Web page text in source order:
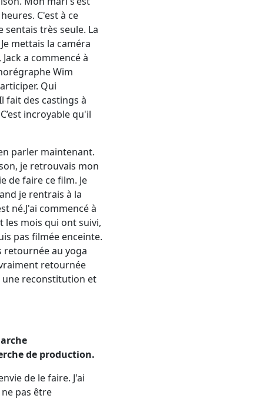
C'est à ce
sentais très seule. La
mettais la caméra
a commencé à
Wim
Qui
fait des castings à
incroyable qu'il
parler maintenant.
je retrouvais mon
de faire ce film. Je
je rentrais à la
né.J'ai commencé à
les mois qui ont suivi,
pas filmée enceinte.
retournée au yoga
retournée
une reconstitution et
de production.
de le faire. J'ai
pas être